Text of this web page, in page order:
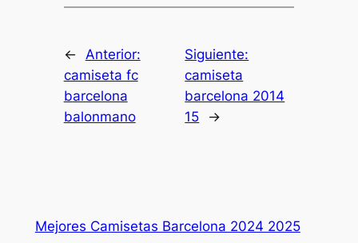
←
Anterior:
camiseta fc
barcelona
balonmano
Siguiente:
camiseta
barcelona 2014
15
→
Mejores Camisetas Barcelona 2024 2025